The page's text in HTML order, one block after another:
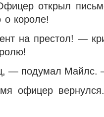
открыл
о короле!
на престол! —
— подумал Майлс.
офицер